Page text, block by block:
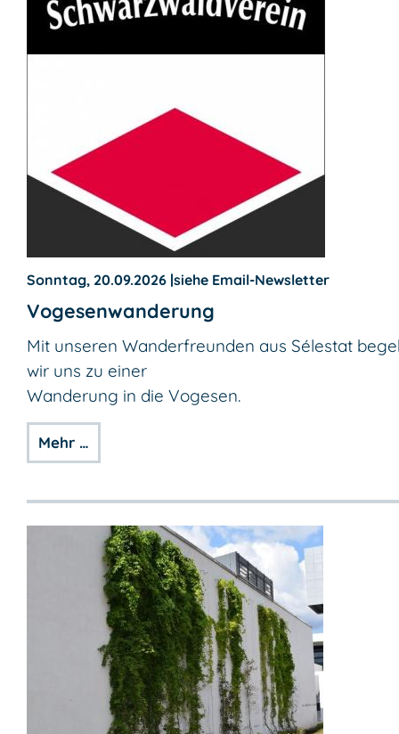
Sonntag, 20.09.2026 |siehe Email-Newsletter
Vogesenwanderung
Mit unseren Wanderfreunden aus Sélestat
wir uns zu einer
Wanderung in die Vogesen.
Mehr …